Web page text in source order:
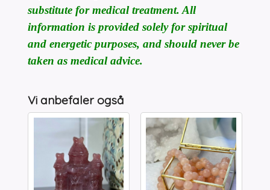
substitute for medical treatment. All
information is provided solely for spiritual
and energetic purposes, and should never be
taken as medical advice.
Vi anbefaler også